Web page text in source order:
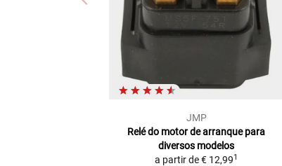
JMP
Relé do motor de arranque para
diversos modelos
a partir de€ 12,991